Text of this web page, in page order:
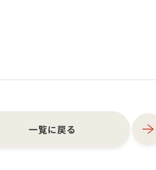
一覧に戻る